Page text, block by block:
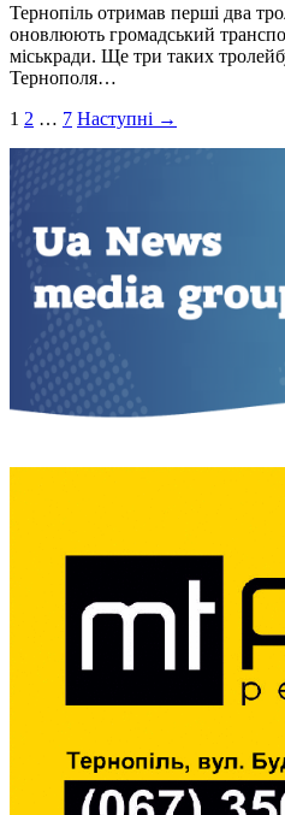
Тернопіль отримав перші два
оновлюють громадський
міськради. Ще три таких
Тернополя…
Пагінація
записів
1 2 … 7 Наступні →